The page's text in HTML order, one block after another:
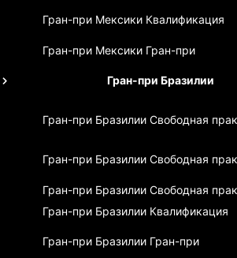
Гран-при Мексики Квалификация
Гран-при Мексики Гран-при
Гран-при Бразилии
Гран-при Бразилии Свободная
Гран-при Бразилии Свободная
Гран-при Бразилии Свободная
Гран-при Бразилии Квалификация
Гран-при Бразилии Гран-при